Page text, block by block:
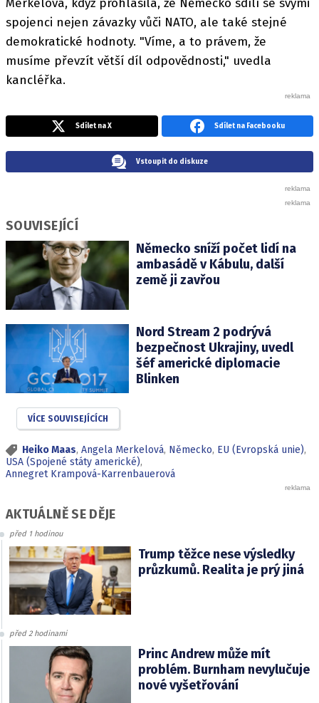
spojenci nejen závazky vůči NATO, ale také stejné
demokratické hodnoty. "Víme, a to právem, že
musíme převzít větší díl odpovědnosti," uvedla
kancléřka.
Sdílet na X Sdílet na Facebooku
Vstoupit do diskuze
SOUVISEJÍCÍ
Německo sníží počet lidí na
ambasádě v Kábulu, další
země ji zavřou
Nord Stream 2 podrývá
bezpečnost Ukrajiny, uvedl
šéf americké diplomacie
Blinken
VÍCE SOUVISEJÍCÍCH
Heiko Maas, Angela Merkelová, Německo, EU (Evropská unie),
USA (Spojené státy americké),
Annegret Krampová-Karrenbauerová
AKTUÁLNĚ SE DĚJE
před 1 hodinou
Trump těžce nese výsledky
průzkumů. Realita je prý jiná
před 2 hodinami
Princ Andrew může mít
problém. Burnham nevylučuje
nové vyšetřování